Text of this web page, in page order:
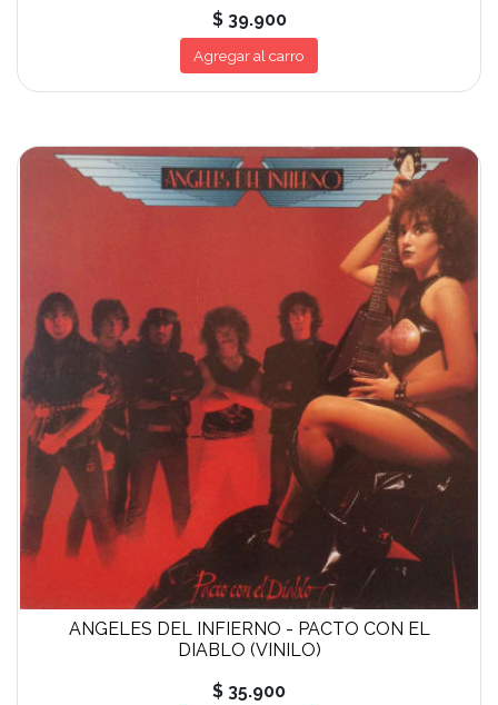
$ 39.900
Agregar al carro
ANGELES DEL INFIERNO - PACTO CON EL
DIABLO (VINILO)
$ 35.900